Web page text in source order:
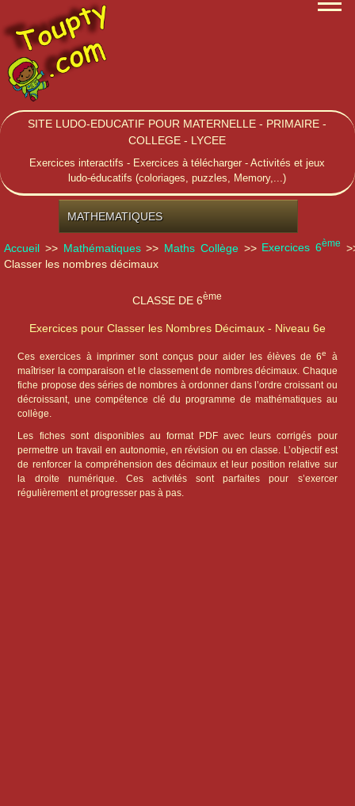
SITE LUDO-EDUCATIF POUR MATERNELLE - PRIMAIRE -
COLLEGE - LYCEE
Exercices interactifs - Exercices à télécharger - Activités et jeux
ludo-éducatifs (coloriages, puzzles, Memory,...)
MATHEMATIQUES
Accueil >> Mathématiques>> Maths Collège>> Exercices 6ème
Classer les nombres décimaux
CLASSE DE 6ème
Exercices pour Classer les Nombres Décimaux - Niveau 6e
Ces exercices à imprimer sont conçus pour aider les élèves de 6e
à
maîtriser la comparaison et le classement de nombres décimaux. Chaque
fiche propose des séries de nombres à ordonner dans l’ordre croissant ou
décroissant, une compétence clé du programme de mathématiques au
collège.
Les fiches sont disponibles au format PDF avec leurs corrigés pour
permettre un travail en autonomie, en révision ou en classe. L’objectif est
de renforcer la compréhension des décimaux et leur position relative sur
la droite numérique. Ces activités sont parfaites pour s’exercer
régulièrement et progresser pas à pas.